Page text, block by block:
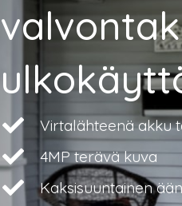
Virtalähteenä akku
4MP terävä kuva
Kaksisuuntainen